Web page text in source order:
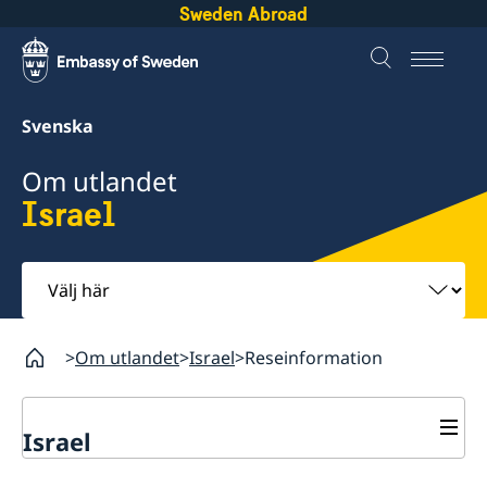
Sweden Abroad
Svenska
Om utlandet
Israel
Välj
här
Om utlandet Israel Reseinformation
Israel